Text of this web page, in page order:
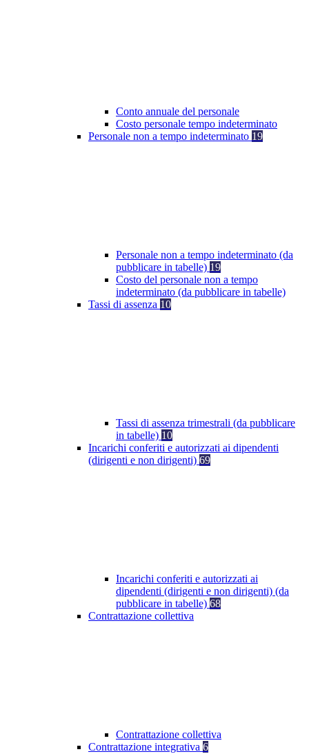
Conto annuale del personale
Costo personale tempo indeterminato
Personale non a tempo indeterminato 19
Personale non a tempo indeterminato (da
pubblicare in tabelle) 19
Costo del personale non a tempo
indeterminato (da pubblicare in tabelle)
Tassi di assenza 10
Tassi di assenza trimestrali (da pubblicare
in tabelle) 10
Incarichi conferiti e autorizzati ai dipendenti
(dirigenti e non dirigenti) 69
Incarichi conferiti e autorizzati ai
dipendenti (dirigenti e non dirigenti) (da
pubblicare in tabelle) 68
Contrattazione collettiva
Contrattazione collettiva
Contrattazione integrativa 6